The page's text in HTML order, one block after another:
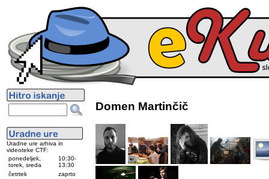
Uradne ure arhiva in
videoteke CTF:
ponedeljek,
torek, sreda
10:30-
13:30
četrtek
zaprto
Domen Martinčič